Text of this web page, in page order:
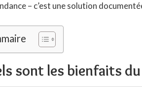
– c’est une solution
sont les bienfaits